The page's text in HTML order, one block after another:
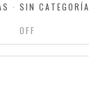
· SIN CATEGORÍA
OFF